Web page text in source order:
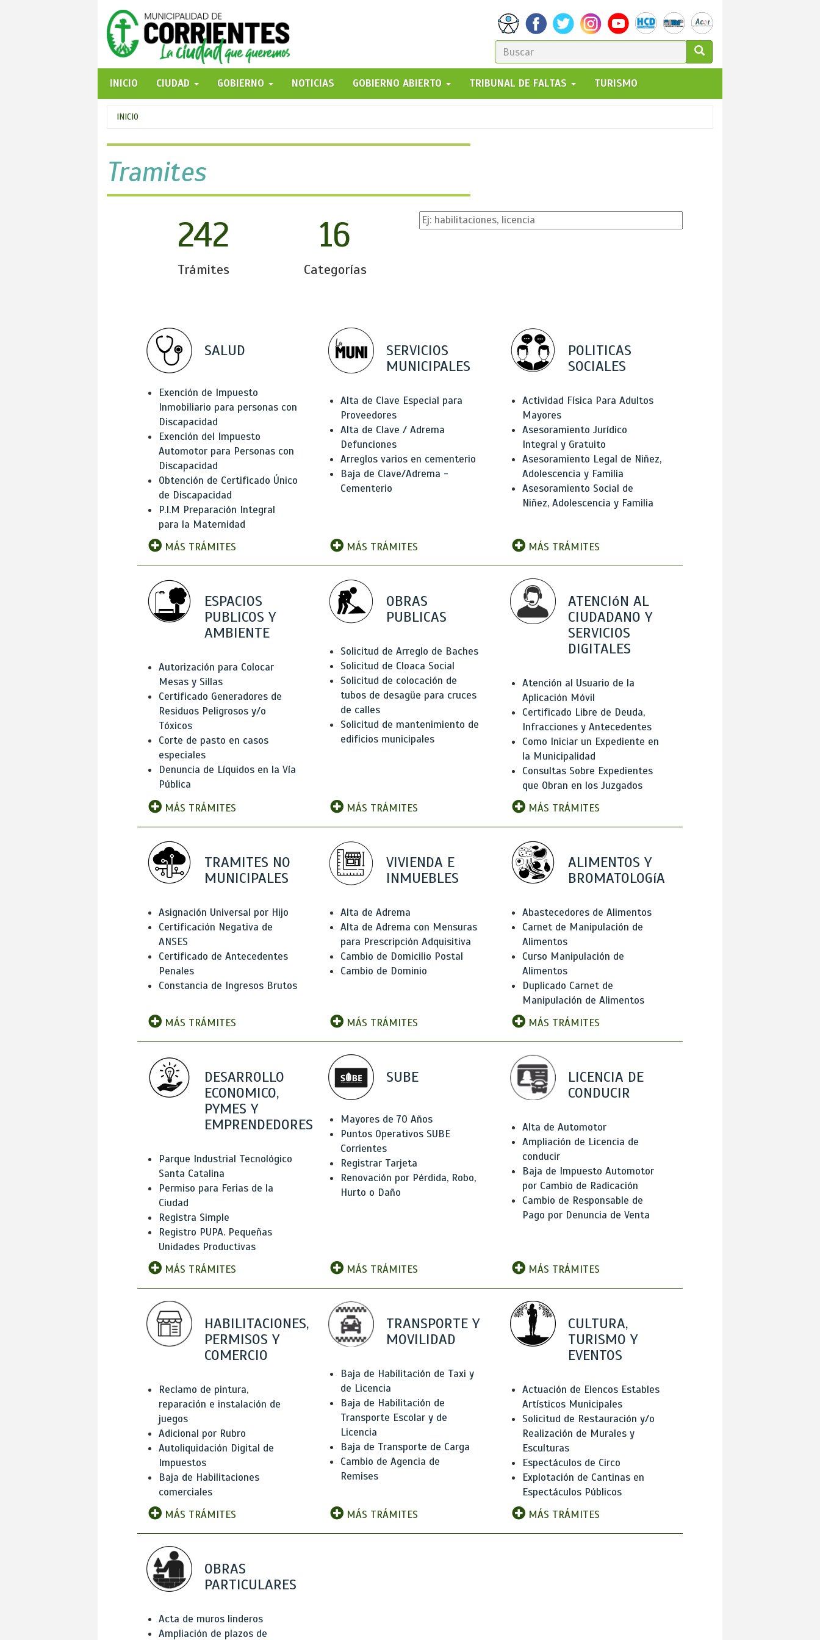
FORMULARIO
DE
BÚSQUEDA
GO!
INICIO
CIUDAD GOBIERNO NOTICIAS GOBIERNO ABIERTO TRIBUNAL DE FALTAS TURISMO
Se
encuentra
usted
aquí
INICIO
Tramites
242
Trámites
16
Categorías
SALUD
Exención de Impuesto
Inmobiliario para personas con
Discapacidad
Exención del Impuesto
Automotor para Personas con
Discapacidad
Obtención de Certificado Único
de Discapacidad
P.I.M Preparación Integral
para la Maternidad
MÁS TRÁMITES
SERVICIOS
MUNICIPALES
Alta de Clave Especial para
Proveedores
Alta de Clave / Adrema
Defunciones
Arreglos varios en cementerio
Baja de Clave/Adrema -
Cementerio
MÁS TRÁMITES
POLITICAS
SOCIALES
Actividad Física Para Adultos
Mayores
Asesoramiento Jurídico
Integral y Gratuito
Asesoramiento Legal de Niñez,
Adolescencia y Familia
Asesoramiento Social de
Niñez, Adolescencia y Familia
MÁS TRÁMITES
ESPACIOS
PUBLICOS Y
AMBIENTE
Autorización para Colocar
Mesas y Sillas
Certificado Generadores de
Residuos Peligrosos y/o
Tóxicos
Corte de pasto en casos
especiales
Denuncia de Líquidos en la Vía
Pública
MÁS TRÁMITES
OBRAS
PUBLICAS
Solicitud de Arreglo de Baches
Solicitud de Cloaca Social
Solicitud de colocación de
tubos de desagüe para cruces
de calles
Solicitud de mantenimiento de
edificios municipales
MÁS TRÁMITES
ATENCIóN AL
CIUDADANO Y
SERVICIOS
DIGITALES
Atención al Usuario de la
Aplicación Móvil
Certificado Libre de Deuda,
Infracciones y Antecedentes
Como Iniciar un Expediente en
la Municipalidad
Consultas Sobre Expedientes
que Obran en los Juzgados
MÁS TRÁMITES
TRAMITES NO
MUNICIPALES
Asignación Universal por Hijo
Certificación Negativa de
ANSES
Certificado de Antecedentes
Penales
Constancia de Ingresos Brutos
MÁS TRÁMITES
VIVIENDA E
INMUEBLES
Alta de Adrema
Alta de Adrema con Mensuras
para Prescripción Adquisitiva
Cambio de Domicilio Postal
Cambio de Dominio
MÁS TRÁMITES
ALIMENTOS Y
BROMATOLOGíA
Abastecedores de Alimentos
Carnet de Manipulación de
Alimentos
Curso Manipulación de
Alimentos
Duplicado Carnet de
Manipulación de Alimentos
MÁS TRÁMITES
DESARROLLO
ECONOMICO,
PYMES Y
EMPRENDEDORES
Parque Industrial Tecnológico
Santa Catalina
Permiso para Ferias de la
Ciudad
Registra Simple
Registro PUPA. Pequeñas
Unidades Productivas
MÁS TRÁMITES
SUBE
Mayores de 70 Años
Puntos Operativos SUBE
Corrientes
Registrar Tarjeta
Renovación por Pérdida, Robo,
Hurto o Daño
MÁS TRÁMITES
LICENCIA DE
CONDUCIR
Alta de Automotor
Ampliación de Licencia de
conducir
Baja de Impuesto Automotor
por Cambio de Radicación
Cambio de Responsable de
Pago por Denuncia de Venta
MÁS TRÁMITES
HABILITACIONES,
PERMISOS Y
COMERCIO
Reclamo de pintura,
reparación e instalación de
juegos
Adicional por Rubro
Autoliquidación Digital de
Impuestos
Baja de Habilitaciones
comerciales
MÁS TRÁMITES
TRANSPORTE Y
MOVILIDAD
Baja de Habilitación de Taxi y
de Licencia
Baja de Habilitación de
Transporte Escolar y de
Licencia
Baja de Transporte de Carga
Cambio de Agencia de
Remises
MÁS TRÁMITES
CULTURA,
TURISMO Y
EVENTOS
Actuación de Elencos Estables
Artísticos Municipales
Solicitud de Restauración y/o
Realización de Murales y
Esculturas
Espectáculos de Circo
Explotación de Cantinas en
Espectáculos Públicos
MÁS TRÁMITES
OBRAS
PARTICULARES
Acta de muros linderos
Ampliación de plazos de